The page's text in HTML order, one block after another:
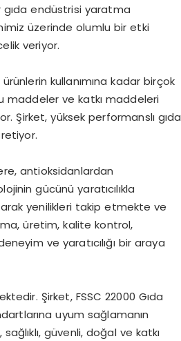
gıda endüstrisi yaratma
üzerinde olumlu bir etki
veriyor.
kullanımına kadar birçok
ve katkı maddeleri
Şirket, yüksek performanslı gıda
antioksidanlardan
gücünü yaratıcılıkla
yenilikleri takip etmekte ve
üretim, kalite kontrol,
ve yaratıcılığı bir araya
Şirket, FSSC 22000 Gıda
uyum sağlamanın
güvenli, doğal ve katkı